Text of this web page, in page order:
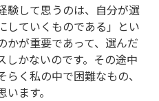
験して思うのは、自分が選
していくものである」とい
かが重要であって、選んだ
しかないのです。その途中
く私の中で困難なもの、
ます。